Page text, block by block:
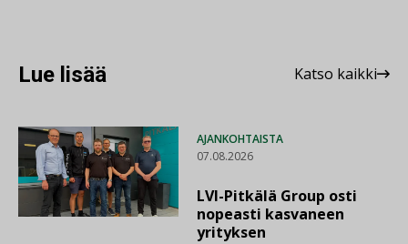
Lue lisää Katso kaikki
AJANKOHTAISTA
07.08.2026
LVI-Pitkälä Group osti
nopeasti kasvaneen
yrityksen